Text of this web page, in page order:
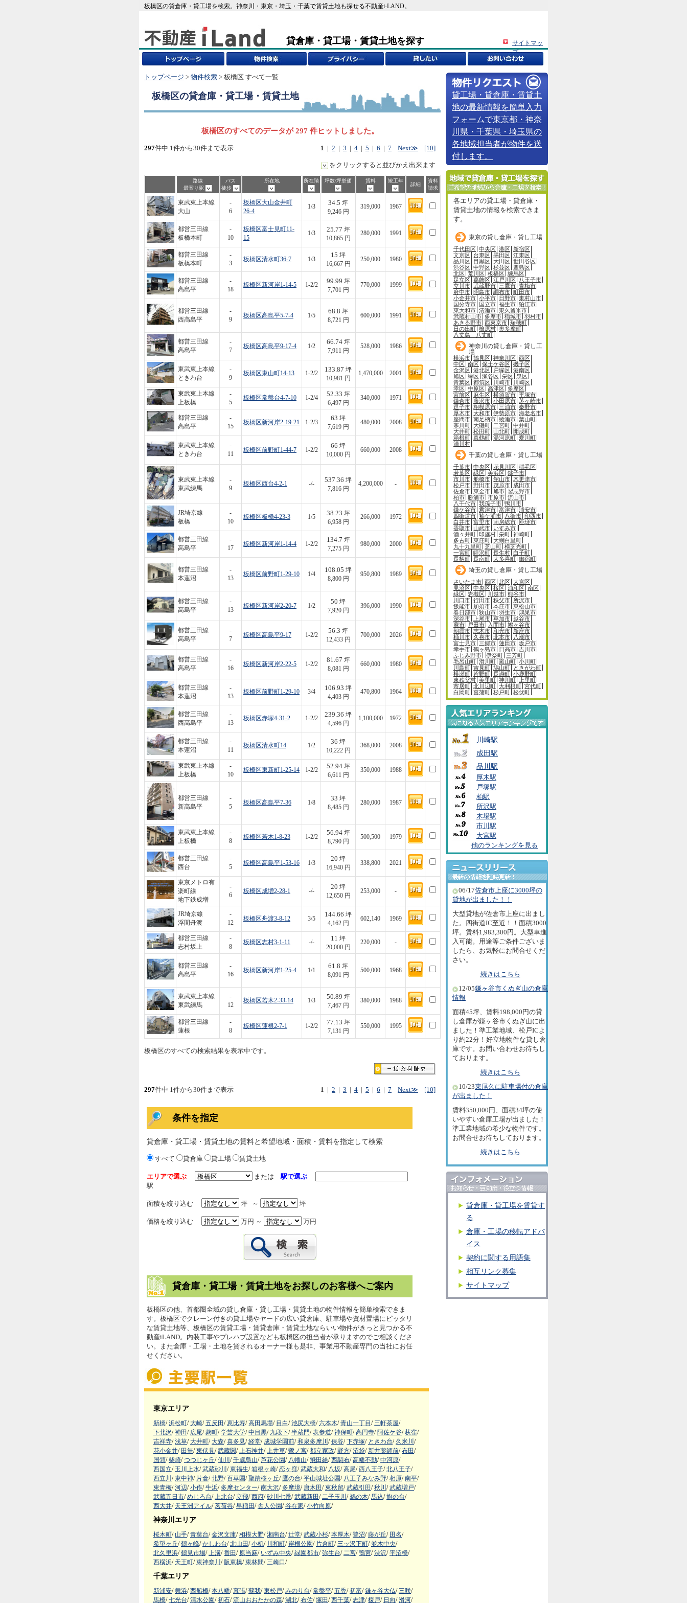
板橋区の貸倉庫・貸工場を検索。神奈川・東京・埼玉・千葉で賃貸土地も探せる不動産i-LAND。
貸倉庫・貸工場・賃貸土地を探す
サイトマッ
プ
貸工場・貸倉庫・賃貸土
地の最新情報を簡単入力
フォームで東京都・神奈
川県・千葉県・埼玉県の
各地域担当者が物件を送
付します。
各エリアの貸工場・貸倉庫・
賃貸土地の情報を検索できま
す。
東京の貸し倉庫・貸し工場
千代田区 中央区 港区 新宿区
文京区 台東区 墨田区 江東区
品川区 目黒区 大田区 世田谷区
渋谷区 中野区 杉並区 豊島区
北区 荒川区 板橋区 練馬区
足立区 葛飾区 江戸川区
八王子市
立川市 武蔵野市 三鷹市 青梅市
府中市 昭島市 調布市 町田市
小金井市 小平市 日野市 東村山市
国分寺市
国立市 福生市 狛江市
東大和市 清瀬市 東久留米市
武蔵村山市 多摩市 稲城市 羽村市
あきる野市 西東京市 瑞穂町
日の出町 檜原村 奥多摩町
八丈島 八丈町
神奈川の貸し倉庫・貸し工
場
横浜市 鶴見区 神奈川区 西区
中区 南区 保土ケ谷区 磯子区
金沢区 港北区 戸塚区 港南区
旭区 緑区 瀬谷区 栄区 泉区
青葉区 都筑区 川崎市
川崎区
幸区 中原区 高津区 多摩区
宮前区 麻生区 横須賀市 平塚市
鎌倉市 藤沢市 小田原市 茅ヶ崎市
逗子市 相模原市 三浦市 秦野市
厚木市 大和市 伊勢原市 海老名市
座間市 南足柄市 綾瀬市 葉山町
寒川町 大磯町 二宮町 中井町
大井町 松田町 山北町 開成町
箱根町 真鶴町 湯河原町 愛川町
清川村
千葉の貸し倉庫・貸し工場
千葉市 中央区 花見川区 稲毛区
若葉区 緑区 美浜区 銚子市
市川市 船橋市 館山市 木更津市
松戸市 野田市 茂原市 成田市
佐倉市 東金市 旭市 習志野市
柏市 勝浦市 市原市 流山市
八千代市 我孫子市 鴨川市
鎌ケ谷市 君津市 富津市 浦安市
四街道市 袖ケ浦市 八街市 印西市
白井市 富里市 南房総市 匝瑳市
香取市 山武市 いすみ市
酒々井町 印旛村 栄町 神崎町
多古町 東庄町 大網白里町
九十九里町 芝山町 横芝光町
一宮町 睦沢町 長生村 白子町
長柄町 長南町 大多喜町 御宿町
埼玉の貸し倉庫・貸し工場
さいたま市 西区 北区 大宮区
見沼区 中央区 桜区 浦和区 南区
緑区 岩槻区 川越市 熊谷市
川口市 行田市 秩父市 所沢市
飯能市 加須市 本庄市 東松山市
春日部市 狭山市 羽生市 鴻巣市
深谷市
上尾市 草加市 越谷市
蕨市
戸田市 入間市 鳩ヶ谷市
朝霞市 志木市 和光市 新座市
桶川市 久喜市 北本市
八潮市
富士見市 三郷市 蓮田市 坂戸市
幸手市 鶴ヶ島市 日高市 吉川市
ふじみ野市
伊奈町 三芳町
毛呂山町 滑川町 嵐山町 小川町
川島町 吉見町 鳩山町
ときがわ町
横瀬町 皆野町 長瀞町 小鹿野町
東秩父村 美里町 神川町
上里町
寄居町 北川辺町 大利根町 宮代町
白岡町 菖蒲町 杉戸町 松伏町
川崎駅
成田駅
品川駅
厚木駅
戸塚駅
柏駅
所沢駅
木場駅
市川駅
大宮駅
他のランキングを見る
06/17佐倉市上座に3000坪の
貸地が出ました！！
大型貸地が佐倉市上座に出まし
た。四街道IC至近！！面積3000
坪。賃料1,983,300円。大型車進
入可能。用途等ご条件ございま
したら、お気軽にお問合せくだ
さい。
続きはこちら
12/05鎌ヶ谷市くぬぎ山の倉庫
情報
面積45坪、賃料198,000円の貸
し倉庫が鎌ヶ谷市くぬぎ山に出
ました！準工業地域、松戸ICよ
り約22分！好立地物件な貸し倉
庫です。お問い合わせお待ちし
ております。
続きはこちら
10/23東尾久に駐車場付の倉庫
が出ました！
賃料350,000円、面積34坪の使
いやすい倉庫工場が出ました！
準工業地域の希少な物件です。
お問合せお待ちしております。
続きはこちら
貸倉庫・貸工場を賃貸す
る
倉庫・工場の移転アドバ
イス
契約に関する用語集
相互リンク募集
サイトマップ
トップページ > 物件検索 > 板橋区 すべて一覧
板橋区の貸倉庫・貸工場・賃貸土地
板橋区のすべてのデータが 297 件ヒットしました。
1 2 3 4 5 6 7 Next≫ [10]
297件中 1件から30件まで表示
をクリックすると並びかえ出来ます
路線
最寄り駅
バス
徒歩
所在地 所在階 坪数/坪単価 賃料 竣工年
詳細
資料
請求
東武東上本線
大山
-
6
板橋区大山金井町
26-4
1/3
34.5 坪
9,246 円
319,000 1967
都営三田線
板橋本町
-
10
板橋区富士見町11-
15
1/3
25.77 坪
10,865 円
280,000 1991
都営三田線
板橋本町
-
3
板橋区清水町36-7 1/3
15 坪
16,667 円
250,000 1980
都営三田線
高島平
-
18
板橋区新河岸1-14-5 1-2/2
99.99 坪
7,701 円
770,000 1999
都営三田線
西高島平
-
9
板橋区高島平5-7-4 1/5
68.8 坪
8,721 円
600,000 1991
都営三田線
高島平
-
7
板橋区高島平9-17-4 1/2
66.74坪
7,911 円
528,000 1986
東武東上本線
ときわ台
-
9
板橋区東山町14-13 1-2/2
133.87 坪
10,981 円
1,470,000 2001
東武東上本線
上板橋
-
5
板橋区常盤台4-7-10 1-2/4
52.33 坪
6,497 円
340,000 1971
都営三田線
高島平
-
15
板橋区新河岸2-19-21 1-2/3
63 坪
7,619 円
480,000 2008
東武東上本線
ときわ台
-
11
板橋区前野町1-44-7 1-2/2
66 坪
10,000 円
660,000 2008
東武東上本線
東武練馬
-
9
板橋区西台4-2-1 -/-
537.36 坪
7,816 円
4,200,000 -
JR埼京線
板橋
-
10
板橋区板橋4-23-3 1/5
38.23 坪
6,958 円
266,000 1972
都営三田線
高島平
-
17
板橋区新河岸1-14-4 1-2/2
134.7 坪
7,275 円
980,000 2000
都営三田線
本蓮沼
-
13
板橋区前野町1-29-10 1/4
108.05 坪
8,800 円
950,800 1989
都営三田線
高島平
-
13
板橋区新河岸2-20-7 1/2
50 坪
7,920 円
396,000 1990
都営三田線
高島平
-
7
板橋区高島平9-17 1-2/2
56.3 坪
12,433 円
700,000 2026
都営三田線
高島平
-
16
板橋区新河岸2-22-5 1-2/2
81.67 坪
8,081 円
660,000 1980
都営三田線
本蓮沼
-
13
板橋区前野町1-29-10 3/4
106.93 坪
4,403 円
470,800 1964
都営三田線
西高島平
-
13
板橋区赤塚4-31-2 1-2/2
239.36 坪
4,596 円
1,100,000 1972
都営三田線
本蓮沼
-
11
板橋区清水町14 1/2
36 坪
10,222 円
368,000 2008
東武東上本線
上板橋
-
10
板橋区東新町1-25-14 1-2/2
52.94坪
6,611 円
350,000 1988
都営三田線
新高島平
-
5
板橋区高島平7-36 1/8
33 坪
8,485 円
280,000 1987
東武東上本線
上板橋
-
8
板橋区若木1-8-23 1-2/2
56.94坪
8,790 円
500,500 1979
都営三田線
西台
-
5
板橋区高島平1-53-16 1/3
20 坪
16,940 円
338,800 2021
東京メトロ有
楽町線
地下鉄成増
-
6
板橋区成増2-28-1 -/-
20 坪
12,650 円
253,000 -
JR埼京線
浮間舟渡
-
12
板橋区舟渡3-8-12 3/5
144.66 坪
4,162 円
602,140 1969
都営三田線
志村坂上
-
8
板橋区志村3-1-11 -/-
11 坪
20,000 円
220,000 -
都営三田線
高島平
-
16
板橋区新河岸1-25-4 1/1
61.8 坪
8,091 円
500,000 1968
東武東上本線
東武練馬
-
12
板橋区若木2-33-14 1/3
50.89 坪
7,467 円
380,000 1988
都営三田線
蓮根
-
8
板橋区蓮根2-7-1 1-2/2
77.13 坪
7,131 円
550,000 1995
板橋区のすべての検索結果を表示中です。
1 2 3 4 5 6 7 Next≫ [10]
297件中 1件から30件まで表示
条件を指定
貸倉庫・貸工場・賃貸土地の賃料と希望地域・面積・賃料を指定して検索
すべて 貸倉庫 貸工場 賃貸土地
エリアで選ぶ または駅で選ぶ
駅
面積を絞り込む 坪 ～ 坪
価格を絞り込む 万円 ～ 万円
貸倉庫・貸工場・賃貸土地をお探しのお客様へご案内
板橋区の他、首都圏全域の貸し倉庫・貸し工場・賃貸土地の物件情報を簡単検索できま
す。板橋区でクレーン付きの貸工場やヤードの広い貸倉庫、駐車場や資材置場にピッタリ
な賃貸土地等、板橋区の賃貸工場・賃貸倉庫・賃貸土地ならいい物件がきっと見つかる不
動産iLAND。内装工事やプレハブ設置なども板橋区の担当者が承りますのでご相談くださ
い。また倉庫・工場・土地を貸されるオーナー様も是非、事業用不動産専門の当社にお任
せください。
東京エリア
新橋/ 浜松町/ 大崎/ 五反田/ 恵比寿/ 高田馬場/ 目白/ 池尻大橋/ 六本木/ 青山一丁目 / 三軒茶屋/
下北沢/ 神田/ 広尾/ 麹町/ 学芸大学/ 中目黒/ 九段下/ 半蔵門/ 表参道/ 神保町/ 高円寺/ 阿佐ケ谷/ 荻窪/
吉祥寺/ 浅草/ 大井町/ 大森/ 喜多見/ 経堂/ 成城学園前/ 和泉多摩川 / 保谷/ 下赤塚/ ときわ台/ 久米川 /
花小金井/ 田無/ 東伏見/ 武蔵関/ 上石神井/ 上井草/ 鷺ノ宮/ 都立家政/ 野方/ 沼袋/ 新井薬師前/ 布田/
国領/ 柴崎/ つつじヶ丘/ 仙川 / 千歳烏山/ 芦花公園/ 八幡山/ 飛田給/ 西調布/ 高幡不動/ 中河原/
西国立/ 玉川上水/ 武蔵砂川 / 東福生/ 箱根ヶ崎/ 恋ヶ窪/ 武蔵大和/ 八坂/ 高尾/ 西八王子/ 北八王子/
西立川 / 東中神/ 片倉/ 北野/ 百草園/ 聖蹟桜ヶ丘/ 鷹の台/ 平山城址公園/ 八王子みなみ野/ 相原/ 南平/
東青梅/ 河辺/ 小作/ 牛浜/ 多摩センター/ 南大沢/ 多摩境/ 唐木田/ 東秋留/ 武蔵引田/ 秋川 / 武蔵増戸/
武蔵五日市/ めじろ台/ 上北台/ 立飛/ 西府/ 砂川七番/ 武蔵新田/ 二子玉川 / 鵜の木/ 馬込/ 旗の台/
西大井/ 天王洲アイル/ 茗荷谷/ 早稲田/ 舎人公園/ 谷在家/ 小竹向原/
神奈川エリア
桜木町/ 山手/ 青葉台/ 金沢文庫/ 相模大野/ 湘南台/ 辻堂/ 武蔵小杉/ 本厚木/ 鷺沼/ 藤が丘/ 田名/
希望ヶ丘/ 鶴ヶ峰/ かしわ台/ 北山田/ 小机/ 川和町/ 岸根公園/ 片倉町/ 三ッ沢下町/ 並木中央/
北久里浜/ 鶴見市場/ 上溝/ 番田/ 原当麻/ いずみ中央/ 緑園都市/ 弥生台/ 二宮/ 鴨宮/ 渋沢/ 平沼橋/
西横浜/ 天王町/ 東神奈川 / 阪東橋/ 東林間/ 三崎口/
千葉エリア
新浦安/ 舞浜/ 西船橋/ 本八幡/ 幕張/ 蘇我/ 東松戸/ みのり台/ 常盤平/ 五香/ 初富/ 鎌ヶ谷大仏/ 三咲/
馬橋/ 七光台/ 清水公園/ 初石/ 流山おおたかの森/ 湖北/ 布佐/ 塚田/ 西千葉/ 志津/ 榎戸/ 日向/ 滑河/